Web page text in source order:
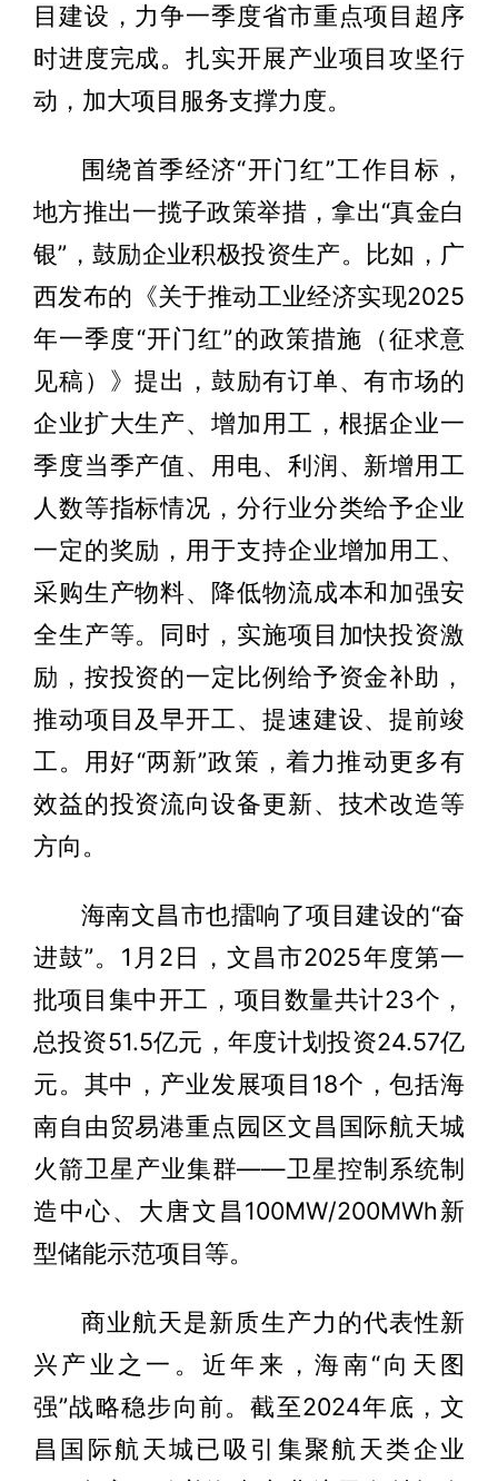
目建设，力争一季度省市重点项目超序
时进度完成。扎实开展产业项目攻坚行
动，加大项目服务支撑力度。
围绕首季经济“开门红”工作目标，
地方推出一揽子政策举措，拿出“真金白
银”，鼓励企业积极投资生产。比如，广
西发布的《关于推动工业经济实现2025
年一季度“开门红”的政策措施（征求意
见稿）》提出，鼓励有订单、有市场的
企业扩大生产、增加用工，根据企业一
季度当季产值、用电、利润、新增用工
人数等指标情况，分行业分类给予企业
一定的奖励，用于支持企业增加用工、
采购生产物料、降低物流成本和加强安
全生产等。同时，实施项目加快投资激
励，按投资的一定比例给予资金补助，
推动项目及早开工、提速建设、提前竣
工。用好“两新”政策，着力推动更多有
效益的投资流向设备更新、技术改造等
方向。
海南文昌市也擂响了项目建设的“奋
进鼓”。1月2日，文昌市2025年度第一
批项目集中开工，项目数量共计23个，
总投资51.5亿元，年度计划投资24.57亿
元。其中，产业发展项目18个，包括海
南自由贸易港重点园区文昌国际航天城
火箭卫星产业集群——卫星控制系统制
造中心、大唐文昌100MW/200MWh新
型储能示范项目等。
商业航天是新质生产力的代表性新
兴产业之一。近年来，海南“向天图
强”战略稳步向前。截至2024年底，文
昌国际航天城已吸引集聚航天类企业